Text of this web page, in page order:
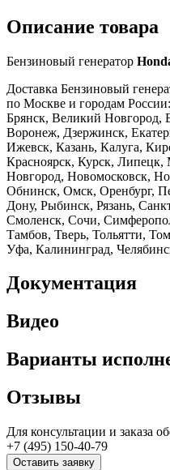
Описание товара
Бензиновый генератор
Доставка Бензиновый
по Москве и городам
Брянск, Великий Новгород,
Воронеж, Дзержинск,
Ижевск, Казань, Калуга,
Красноярск, Курск,
Новгород, Новомосковск,
Обнинск, Омск, Оренбург,
Дону, Рыбинск, Рязань,
Смоленск, Сочи,
Тамбов, Тверь, Тольятти,
Уфа, Калининград,
Документация
Видео
Варианты
Отзывы
Для консультации и заказа
+7 (495) 150-40-79
Оставить заявку